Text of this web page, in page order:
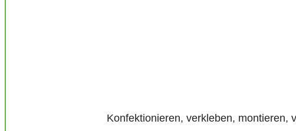
Konfektionieren, verkleben, montieren,